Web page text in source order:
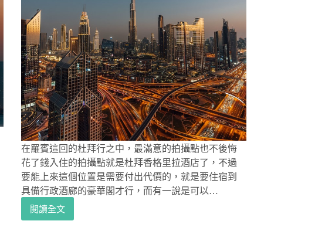
在羅賓這回的杜拜行之中，最滿意的拍攝點也不後悔
花了錢入住的拍攝點就是杜拜香格里拉酒店了，不過
要能上來這個位置是需要付出代價的，就是要住宿到
具備行政酒廊的豪華閣才行，而有一說是可以…
閱讀全文
杜